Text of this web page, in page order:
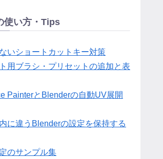
使い方・Tips
いショートカットキー対策
用ブラシ・プリセットの追加と表
PainterとBlenderの自動UV展開
に違うBlenderの設定を保持する
のサンプル集